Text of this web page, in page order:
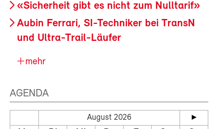
«Sicherheit gibt es nicht zum Nulltarif»
Aubin Ferrari, SI-Techniker bei TransN
und Ultra-Trail-Läufer
mehr
AGENDA
August 2026